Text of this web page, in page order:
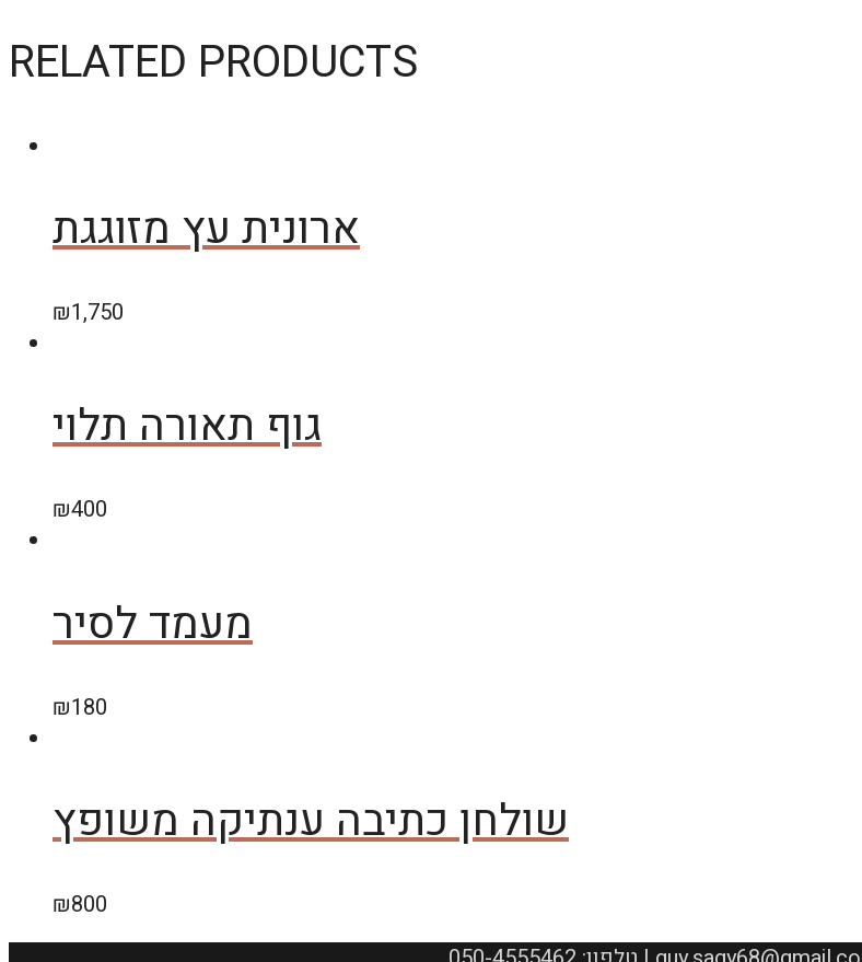
RELATED PRODUCTS
ארונית עץ מזוגגת
₪1,750
גוף תאורה תלוי
₪400
מעמד לסיר
₪180
שולחן כתיבה ענתיקה משופץ
₪800